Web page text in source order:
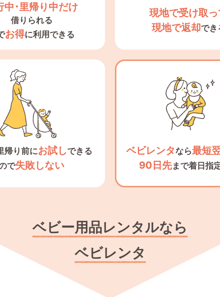
中･里帰り中だけ
借りられる
お得に利用できる
現地で受け取っ
現地で返却でき
帰り前にお試しできる
で失敗しない
ベビレンタなら最短
90日先まで着日指
ベビー用品レンタルなら
ベビレンタ